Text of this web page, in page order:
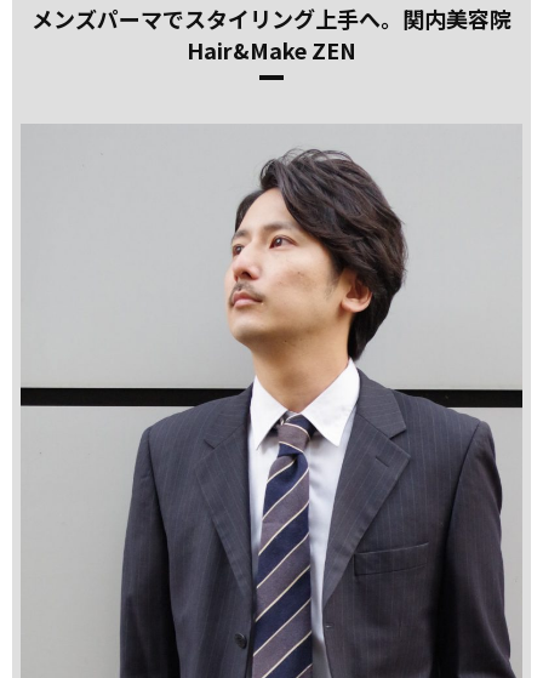
メンズパーマでスタイリング上手へ。関内美容院
Hair&Make ZEN